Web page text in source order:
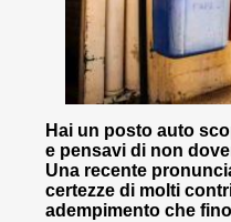
Hai un posto auto
e pensavi di non
Una recente
certezze di molti
adempimento che